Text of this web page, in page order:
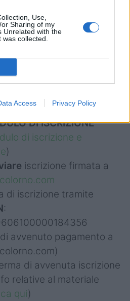
Use,
Sharing of my
Unrelated with the
collected.
Access Privacy Policy
avranno diritto a
quota di iscrizione
DI ISCRIZIONE
di iscrizione e
)
iscrizione firmata a
di iscrizione tramite
:
avvenuto pagamento a
)
di avvenuta iscrizione
relative al materiale
qui)